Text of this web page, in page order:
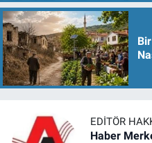
EDITÖR
Haber